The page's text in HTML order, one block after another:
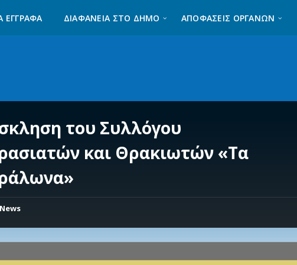
ΈΓΓΡΑΦΑ ΔΙΑΦΆΝΕΙΑ ΣΤΟ ΔΉΜΟ ΑΠΟΦΑΣΕΙΣ ΟΡΓΑΝΩΝ
του Συλλόγου
και Θρακιωτών «Τα
News